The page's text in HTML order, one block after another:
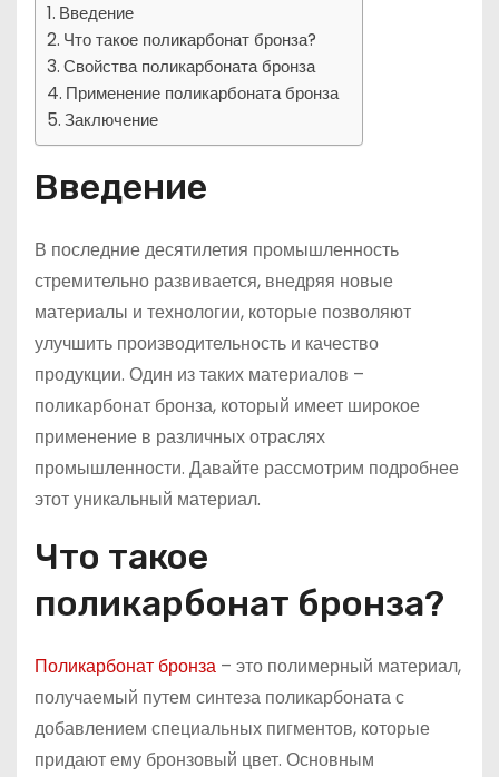
Введение
Что такое поликарбонат бронза?
Свойства поликарбоната бронза
Применение поликарбоната бронза
Заключение
Введение
В последние десятилетия промышленность
стремительно развивается, внедряя новые
материалы и технологии, которые позволяют
улучшить производительность и качество
продукции. Один из таких материалов –
поликарбонат бронза, который имеет широкое
применение в различных отраслях
промышленности. Давайте рассмотрим подробнее
этот уникальный материал.
Что такое
поликарбонат бронза?
Поликарбонат бронза – это полимерный материал,
получаемый путем синтеза поликарбоната с
добавлением специальных пигментов, которые
придают ему бронзовый цвет. Основным